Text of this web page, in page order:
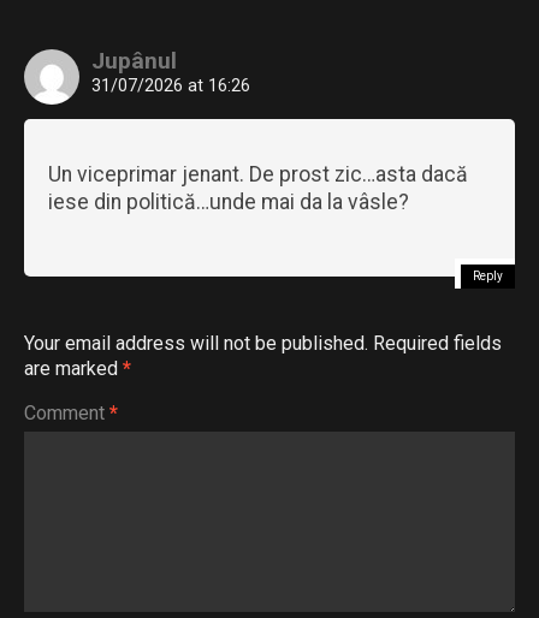
Jupânul
31/07/2026 at 16:26
Un viceprimar jenant. De prost zic…asta dacă
iese din politică…unde mai da la vâsle?
Reply
Your email address will not be published. Required fields
are marked *
Comment *